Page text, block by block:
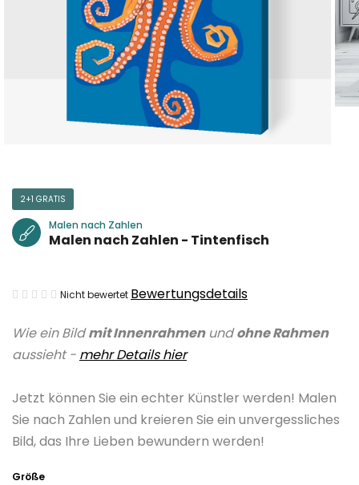
Wie ein Bildmit Innenrahmenundohne Rahmen
aussieht - mehr Details hier
Jetzt können Sie ein echter Künstler werden! Malen
Sie nach Zahlen und kreieren Sie ein unvergessliches
Bild, das Ihre Lieben bewundern werden!
Größe
2+1 GRATIS
Malen nach Zahlen
Malen nach Zahlen - Tintenfisch
Die
Produktbewertung
ist
von
5
Sternen.
Nicht bewertet Bewertungsdetails